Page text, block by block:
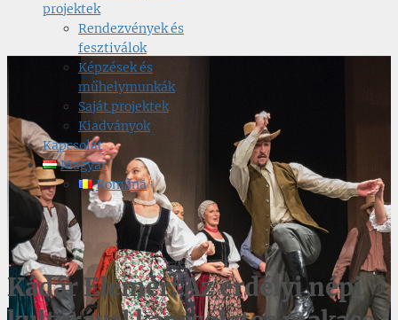
projektek
Rendezvények és
fesztiválok
Képzések és
műhelymunkák
Saját projektek
Kiadványok
Kapcsolat
Magyar
Română
Kádár Elemér: Az erdélyi népi